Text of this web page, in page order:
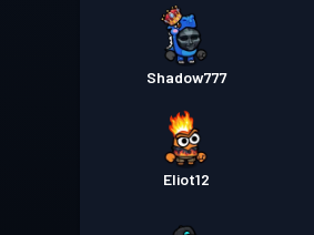
Shadow777
Eliot12